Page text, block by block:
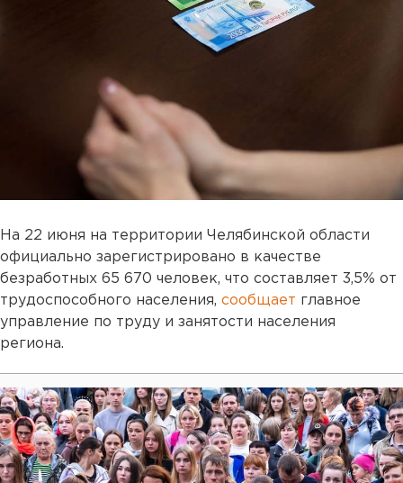
На 22 июня на территории Челябинской области
официально зарегистрировано в качестве
безработных 65 670 человек, что составляет 3,5% от
трудоспособного населения, сообщает главное
управление по труду и занятости населения
региона.